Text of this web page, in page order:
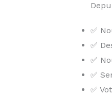
✅
✅
✅
✅
✅